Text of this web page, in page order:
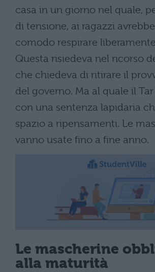
casa in un giorno nel quale,
di tensione, ai ragazzi
comodo respirare
Questa risiedeva nel ricorso
che chiedeva di ritirare il
del governo. Ma al quale il
con una sentenza lapidaria
spazio a ripensamenti. Le
vanno usate fino a fine anno.
Le mascherine
alla maturità